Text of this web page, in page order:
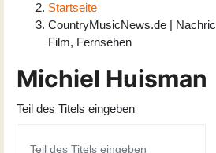
Startseite
CountryMusicNews.de |
Film, Fernsehen
Michiel Huisman
Teil des Titels eingeben